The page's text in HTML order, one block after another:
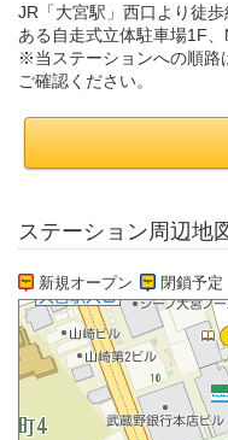
JR「大宮駅」西口より徒
ある自走式立体駐車場1F
※当ステーションへの順路
ご確認ください。
ステーション周辺地
新規オープン 閉鎖予定